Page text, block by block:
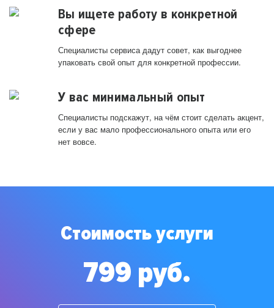
Вы ищете работу в конкретной
сфере
Специалисты сервиса дадут совет, как выгоднее
упаковать свой опыт для конкретной профессии.
У вас минимальный опыт
Специалисты подскажут, на чём стоит сделать акцент,
если у вас мало профессионального опыта или его
нет вовсе.
Стоимость услуги
799 руб.